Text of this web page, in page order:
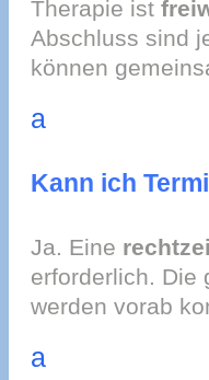
Therapie ist
Abschluss sind
können
a
Kann ich
Ja. Eine
erforderlich. Die
werden vorab
a